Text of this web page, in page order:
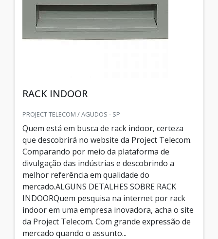
RACK INDOOR
PROJECT TELECOM / AGUDOS - SP
Quem está em busca de rack indoor, certeza
que descobrirá no website da Project Telecom.
Comparando por meio da plataforma de
divulgação das indústrias e descobrindo a
melhor referência em qualidade do
mercado.ALGUNS DETALHES SOBRE RACK
INDOORQuem pesquisa na internet por rack
indoor em uma empresa inovadora, acha o site
da Project Telecom. Com grande expressão de
mercado quando o assunto...